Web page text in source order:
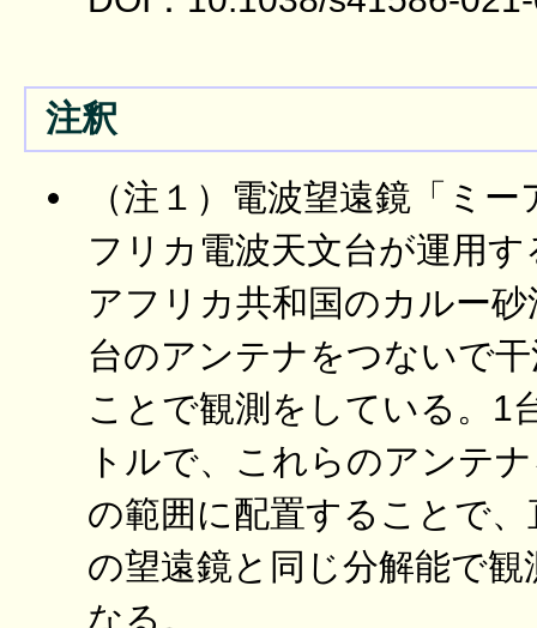
注釈
（注１）電波望遠鏡「ミ
フリカ電波天文台が運用
アフリカ共和国のカルー
台のアンテナをつないで
ことで観測をしている。1
トルで、これらのアンテ
の範囲に配置することで
の望遠鏡と同じ分解能で
なる。